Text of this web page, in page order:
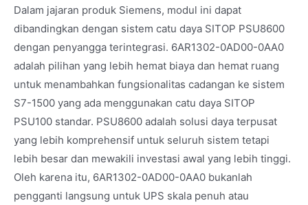
Dalam jajaran produk Siemens, modul ini dapat
dibandingkan dengan sistem catu daya SITOP PSU8600
dengan penyangga terintegrasi. 6AR1302-0AD00-0AA0
adalah pilihan yang lebih hemat biaya dan hemat ruang
untuk menambahkan fungsionalitas cadangan ke sistem
S7-1500 yang ada menggunakan catu daya SITOP
PSU100 standar. PSU8600 adalah solusi daya terpusat
yang lebih komprehensif untuk seluruh sistem tetapi
lebih besar dan mewakili investasi awal yang lebih tinggi.
Oleh karena itu, 6AR1302-0AD00-0AA0 bukanlah
pengganti langsung untuk UPS skala penuh atau